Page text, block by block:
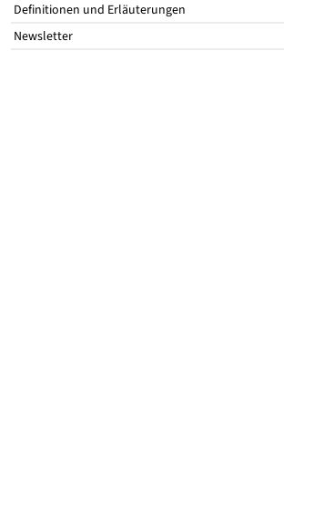
Definitionen und Erläuterungen
Newsletter